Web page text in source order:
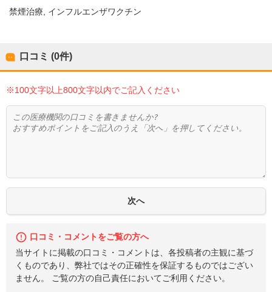
禁煙治療 インフルエンザワクチン
口コミ (0件)
※100文字以上800文字以内でご記入ください
口コミ・コメントをご覧の方へ
当サイトに掲載の口コミ・コメントは、各投稿者の主観に基づ
くものであり、弊社ではその正確性を保証するものではござい
ません。 ご覧の方の自己責任においてご利用ください。